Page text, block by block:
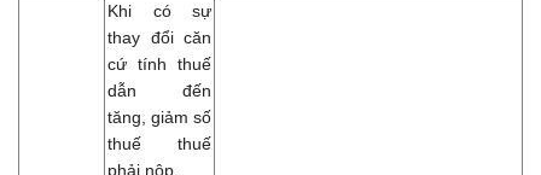
Khi có sự
thay đổi căn
cứ tính thuế
dẫn đến
tăng, giảm số
thuế thuế
phải nộp.